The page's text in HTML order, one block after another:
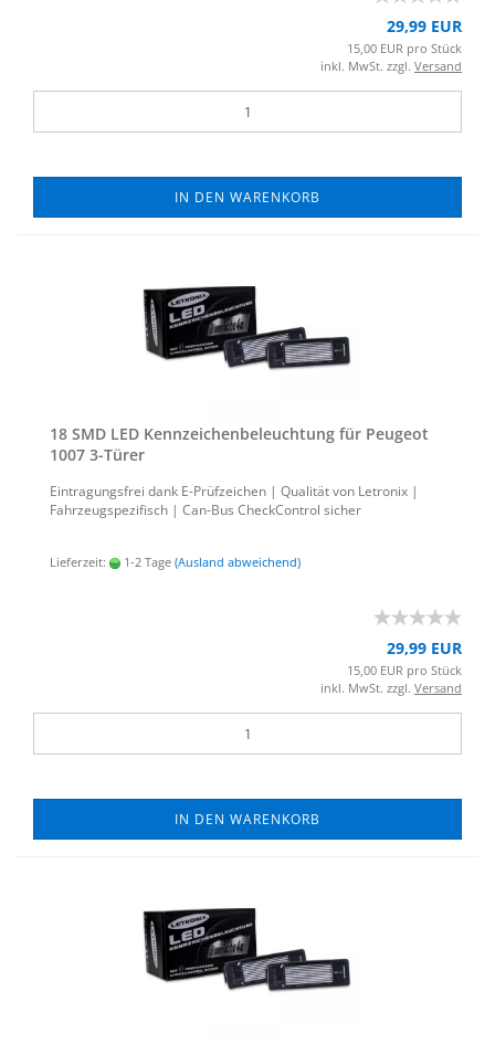
29,99 EUR
15,00 EUR pro Stück
inkl. MwSt. zzgl. Versand
IN DEN WARENKORB
18 SMD LED Kenn­zei­chen­be­leuch­tung für Peu­geot
1007 3-​Türer
Ein­tra­gungs­frei dank E-​Prüfzeichen | Qua­li­tät von Le­tro­nix |
Fahr­zeug­spe­zi­fisch | Can-​Bus Check­Con­trol si­cher
Lieferzeit: 1-2 Tage (Ausland abweichend)
29,99 EUR
15,00 EUR pro Stück
inkl. MwSt. zzgl. Versand
IN DEN WARENKORB